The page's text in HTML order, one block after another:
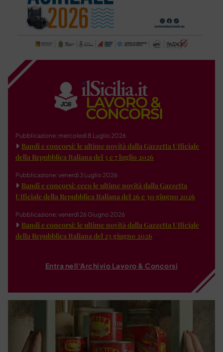
Pubblicazione: mercoledì 8 Luglio 2026
Bandi e concorsi: le ultime novità dalla Gazzetta Ufficiale
della Repubblica Italiana del 3 e 7 luglio 2026
Pubblicazione: venerdì 3 Luglio 2026
Bandi e concorsi: ecco le ultime novità dalla Gazzetta
Ufficiale della Repubblica Italiana del 26 e 30 giugno 2026
Pubblicazione: venerdì 26 Giugno 2026
Bandi e concorsi: le ultime novità dalla Gazzetta Ufficiale
della Repubblica Italiana del 23 giugno 2026
Entra nell'Archivio Lavoro & Concorsi